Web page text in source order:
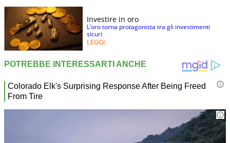
Investire in oro
L’oro torna protagonista tra gli investimenti
sicuri
LEGGI